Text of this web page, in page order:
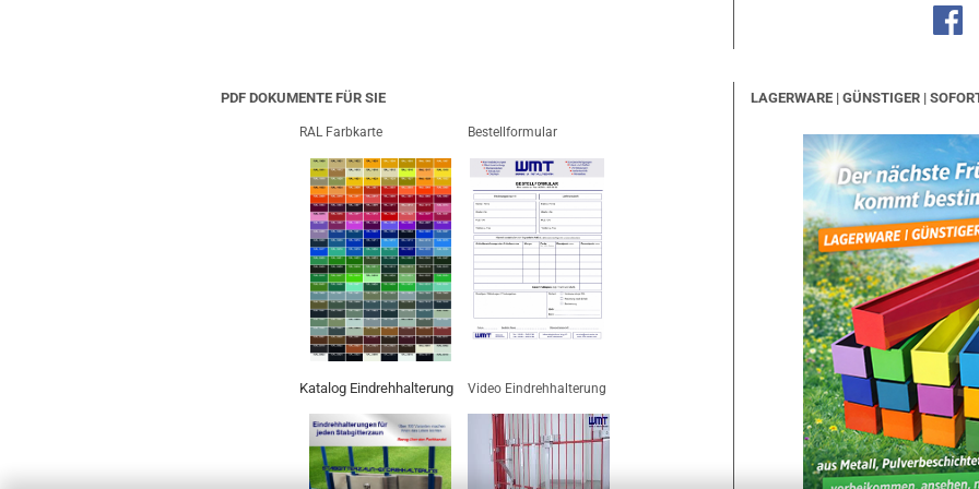
PDF DOKUMENTE FÜR SIE
RAL Farbkarte Bestellformular
Katalog Eindrehhalterung Video Eindrehhalterung
LAGERWARE | GÜNSTIGER |